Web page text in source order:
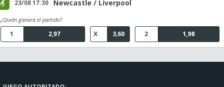
23/08 17:30 Newcastle / Liverpool
¿Quién ganará el partido?
2,97
1 3,60
X 1,98
2